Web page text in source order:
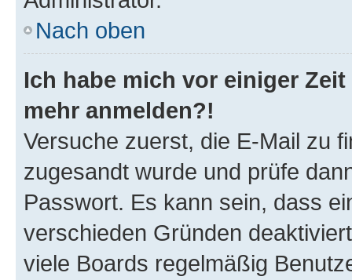
Nach oben
Ich habe mich vor einiger
mehr anmelden?!
Versuche zuerst, die E-Mail zu
zugesandt wurde und prüfe
Passwort. Es kann sein, dass
verschieden Gründen
viele Boards regelmäßig